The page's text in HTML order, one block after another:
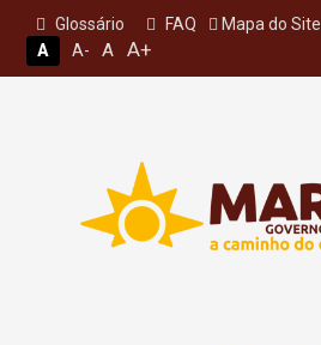
Glossário FAQ Mapa do Site
A
A- A A+